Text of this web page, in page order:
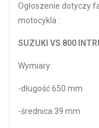
Ogłoszenie dotyczy
motocykla :
SUZUKI VS 800
Wymiary:
-długość 650 mm
-średnica 39 mm